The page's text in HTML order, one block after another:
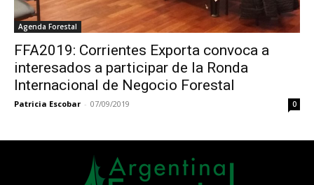
Agenda Forestal
FFA2019: Corrientes Exporta convoca a
interesados a participar de la Ronda
Internacional de Negocio Forestal
Patricia Escobar - 07/09/2019 0